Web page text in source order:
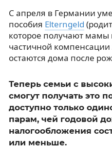
С апреля в Германии
пособия Elterngeld
которое получают мамы
частичной компенсации
остаются дома после
Теперь семьи с
смогут получать это
доступно только
парам, чей годовой
налогообложения
или меньше.